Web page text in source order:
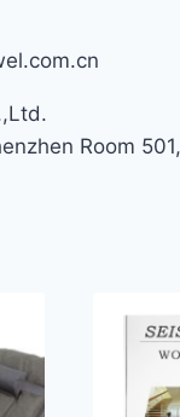
Room